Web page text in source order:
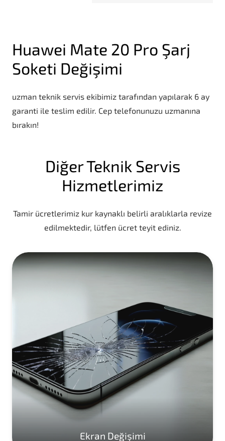
Huawei Mate 20 Pro Şarj
Soketi Değişimi
uzman teknik servis ekibimiz tarafından yapılarak 6 ay
garanti ile teslim edilir. Cep telefonunuzu uzmanına
bırakın!
Diğer Teknik Servis
Hizmetlerimiz
Tamir ücretlerimiz kur kaynaklı belirli aralıklarla revize
edilmektedir, lütfen ücret teyit ediniz.
Ekran Değişimi